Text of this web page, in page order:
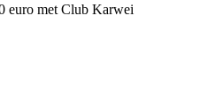
euro met Club Karwei